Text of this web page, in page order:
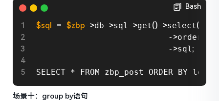
Bash
$sql = $zbp- >db- >sql- >get()- >select(
                           -
>orderBy
                           -
>sql;
SELECT * FROM zbp_post ORDER BY
场景十：group by语句